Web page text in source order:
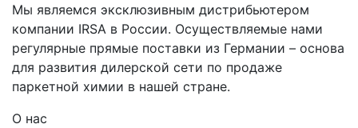
Мы являемся эксклюзивным дистрибьютером
компании IRSA в России. Осуществляемые нами
регулярные прямые поставки из Германии – основа
для развития дилерской сети по продаже
паркетной химии в нашей стране.
О нас